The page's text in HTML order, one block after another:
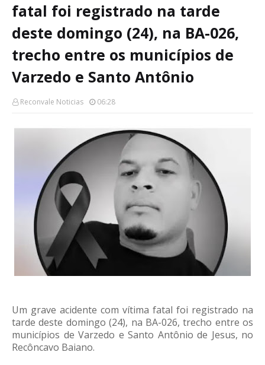
fatal foi registrado na tarde
deste domingo (24), na BA-026,
trecho entre os municípios de
Varzedo e Santo Antônio
Reconvale Noticias 06:28
Um grave acidente com vítima fatal foi registrado na
tarde deste domingo (24), na BA-026, trecho entre os
municípios de Varzedo e Santo Antônio de Jesus, no
Recôncavo Baiano.